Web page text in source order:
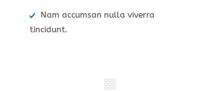
Nam accumsan nulla viverra
tincidunt.